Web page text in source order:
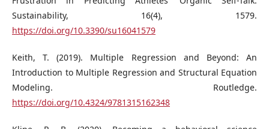
Sustainability, 16(4), 1579.
https://doi.org/10.3390/su16041579
Keith, T. (2019). Multiple Regression and Beyond: An
Introduction to Multiple Regression and Structural Equation
Modeling. Routledge.
https://doi.org/10.4324/9781315162348